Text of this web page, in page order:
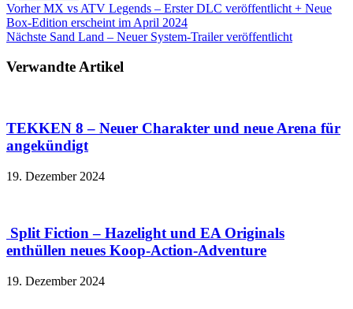
VorherMX vs ATV Legends – Erster DLC veröffentlicht + Neue
Box-Edition erscheint im April 2024
Nächste Sand Land – Neuer System-Trailer veröffentlicht
Verwandte Artikel
TEKKEN 8 – Neuer Charakter und neue Arena für
angekündigt
19. Dezember 2024
Split Fiction – Hazelight und EA Originals
enthüllen neues Koop-Action-Adventure
19. Dezember 2024